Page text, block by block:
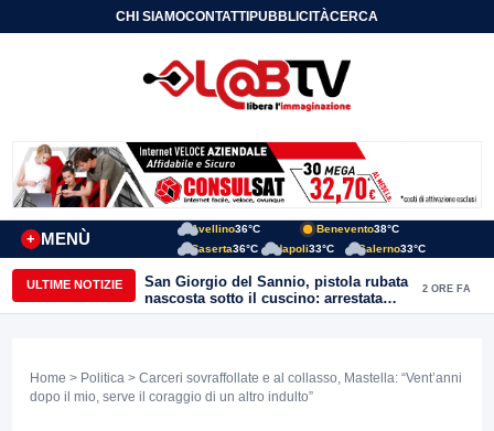
CHI SIAMOCONTATTIPUBBLICITÀCERCA
MENÙ
+
Avellino36°C Benevento38°C
Caserta36°C Napoli33°C Salerno33°C
ULTIME NOTIZIE
San Giorgio del Sannio, pistola rubata
nascosta sotto il cuscino: arrestata
51enne
2 ORE FA
Home > Politica > Carceri sovraffollate e al collasso, Mastella: “Vent’anni
dopo il mio, serve il coraggio di un altro indulto”